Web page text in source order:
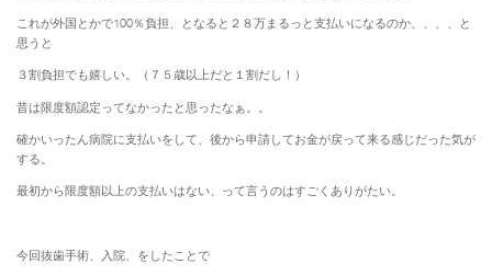
これが外国とかで100％負担、となると２８万まるっと支払いになるのか、、、、と
思うと
３割負担でも嬉しい。（７５歳以上だと１割だし！）
昔は限度額認定ってなかったと思ったなぁ。。
確かいったん病院に支払いをして、後から申請してお金が戻って来る感じだった気が
する。
最初から限度額以上の支払いはない、って言うのはすごくありがたい。
今回抜歯手術、入院、をしたことで